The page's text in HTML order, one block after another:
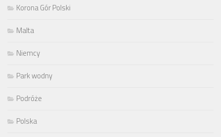
Korona Gór Polski
Malta
Niemcy
Park wodny
Podróże
Polska